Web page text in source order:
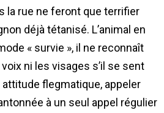
la rue ne feront que terrifier
déjà tétanisé. L’animal en
« survie », il ne reconnaît
ni les visages s’il se sent
flegmatique, appeler
à un seul appel régulier